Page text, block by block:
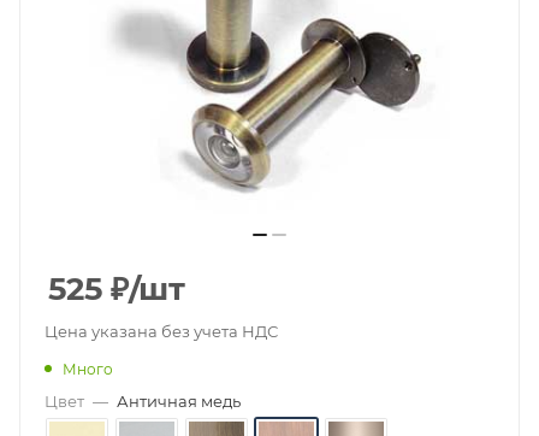
525 ₽/шт
Цена указана без учета НДС
Много
Цвет — Античная медь